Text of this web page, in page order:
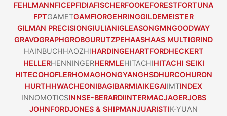
FEHLMANNFICEPFIDIAFISCHERFOOKEFORESTFORTUNA
FPTGAMETGAMFIORGEHRINGGILDEMEISTER
GILMAN PRECISIONGIULIANIGLEASONGMNGOODWAY
GRAVOGRAPHGROBGURUTZPEHAASHAAS MULTIGRIND
HAINBUCHHAOZHIHARDINGEHARTFORDHECKERT
HELLERHENNINGERHERMLEHITACHIHITACHI SEIKI
HITECOHOFLERHOMAGHONGYANGHSDHURCOHURON
HURTHHWACHEONIBAGIBARMIAIKEGAIIMTINDEX
INNOMOTICSINNSE-BERARDIINTERMACJAGERJOBS
JOHNFORDJONES & SHIPMANJUARISTIK-YUAN